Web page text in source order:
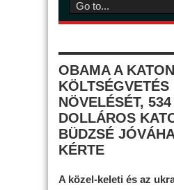
OBAMA A
KÖLTSÉGVETÉS
NÖVELÉSÉT,
DOLLÁROS
BÜDZSÉ
KÉRTE
A közel-keleti és az